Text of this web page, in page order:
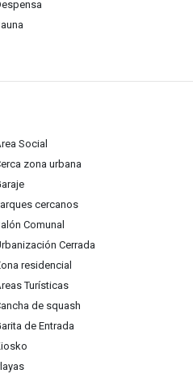
Social
zona urbana
cercanos
Comunal
Cerrada
residencial
Turísticas
de squash
de Entrada